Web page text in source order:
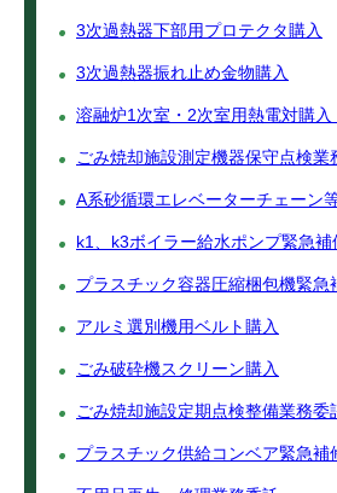
3次過熱器下部用プロテクタ購入
3次過熱器振れ止め金物購入
溶融炉1次室・2次室用熱電対購入
ごみ焼却施設測定機器保守点検業
A系砂循環エレベーターチェーン
k1、k3ボイラー給水ポンプ緊急補
プラスチック容器圧縮梱包機緊急
アルミ選別機用ベルト購入
ごみ破砕機スクリーン購入
ごみ焼却施設定期点検整備業務委
プラスチック供給コンベア緊急補